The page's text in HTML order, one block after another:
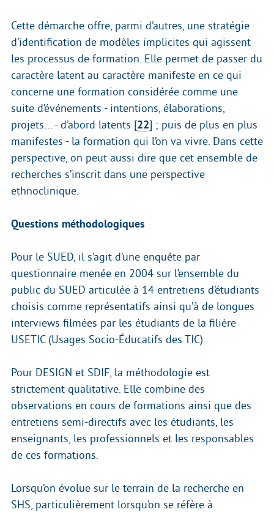
Cette démarche offre, parmi d’autres, une stratégie
d’identification de modèles implicites qui agissent
les processus de formation. Elle permet de passer du
caractère latent au caractère manifeste en ce qui
concerne une formation considérée comme une
suite d’événements - intentions, élaborations,
projets... - d’abord latents [22] ; puis de plus en plus
manifestes - la formation qui l’on va vivre. Dans cette
perspective, on peut aussi dire que cet ensemble de
recherches s’inscrit dans une perspective
ethnoclinique.
Questions méthodologiques
Pour le SUED, il s’agit d’une enquête par
questionnaire menée en 2004 sur l’ensemble du
public du SUED articulée à 14 entretiens d’étudiants
choisis comme représentatifs ainsi qu’à de longues
interviews filmées par les étudiants de la filière
USETIC (Usages Socio-Éducatifs des TIC).
Pour DESIGN et SDIF, la méthodologie est
strictement qualitative. Elle combine des
observations en cours de formations ainsi que des
entretiens semi-directifs avec les étudiants, les
enseignants, les professionnels et les responsables
de ces formations.
Lorsqu’on évolue sur le terrain de la recherche en
SHS, particulièrement lorsqu’on se réfère à